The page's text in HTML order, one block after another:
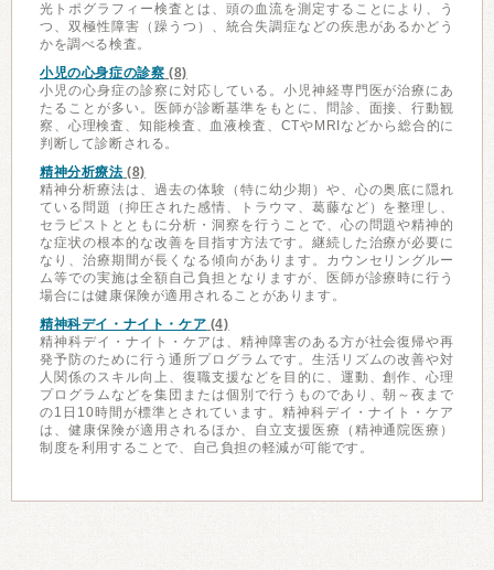
光トポグラフィー検査とは、頭の血流を測定することにより、う
つ、双極性障害（躁うつ）、統合失調症などの疾患があるかどう
かを調べる検査。
小児の心身症の診察 (8)
小児の心身症の診察に対応している。小児神経専門医が治療にあ
たることが多い。医師が診断基準をもとに、問診、面接、行動観
察、心理検査、知能検査、血液検査、CTやMRIなどから総合的に
判断して診断される。
精神分析療法 (8)
精神分析療法は、過去の体験（特に幼少期）や、心の奥底に隠れ
ている問題（抑圧された感情、トラウマ、葛藤など）を整理し、
セラピストとともに分析・洞察を行うことで、心の問題や精神的
な症状の根本的な改善を目指す方法です。継続した治療が必要に
なり、治療期間が長くなる傾向があります。カウンセリングルー
ム等での実施は全額自己負担となりますが、医師が診療時に行う
場合には健康保険が適用されることがあります。
精神科デイ・ナイト・ケア (4)
精神科デイ・ナイト・ケアは、精神障害のある方が社会復帰や再
発予防のために行う通所プログラムです。生活リズムの改善や対
人関係のスキル向上、復職支援などを目的に、運動、創作、心理
プログラムなどを集団または個別で行うものであり、朝～夜まで
の1日10時間が標準とされています。精神科デイ・ナイト・ケア
は、健康保険が適用されるほか、自立支援医療（精神通院医療）
制度を利用することで、自己負担の軽減が可能です。